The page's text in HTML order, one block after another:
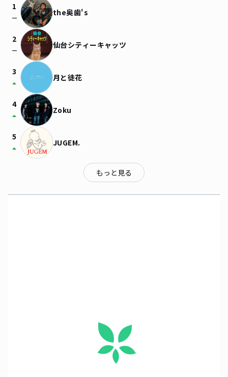
1
check_indeterminate_small the奥歯's
2
check_indeterminate_small 仙台シティーキャッツ
3
arrow_drop_up 月と徒花
4
arrow_drop_up Zoku
5
arrow_drop_up JUGEM.
もっと見る